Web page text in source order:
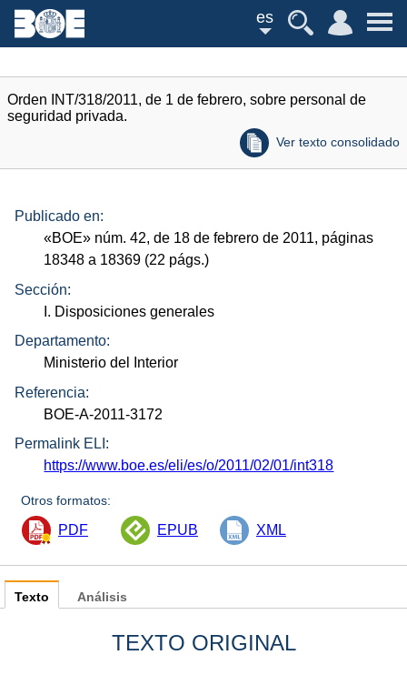
es
Orden INT/318/2011, de 1 de febrero, sobre personal de
seguridad privada.
Ver texto consolidado
Publicado en:
«BOE» núm. 42, de 18 de febrero de 2011, páginas
18348 a 18369 (22 págs.)
Sección:
I. Disposiciones generales
Departamento:
Ministerio del Interior
Referencia:
BOE-A-2011-3172
Permalink ELI:
https://www.boe.es/eli/es/o/2011/02/01/int318
Otros formatos:
PDF EPUB XML
Texto
TEXTO ORIGINAL
Análisis